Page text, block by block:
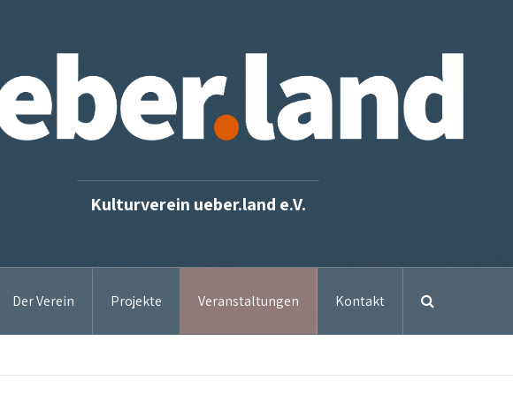
Kulturverein ueber.land e.V.
Der Verein Projekte Veranstaltungen Kontakt